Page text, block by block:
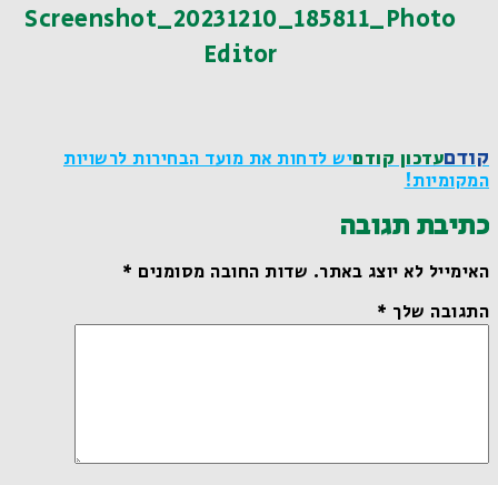
Screenshot_20231210_185811_Photo
Editor
קודםעדכון קודםיש לדחות את מועד הבחירות לרשויות
המקומיות!
כתיבת תגובה
האימייל לא יוצג באתר.שדות החובה מסומנים*
התגובה שלך*